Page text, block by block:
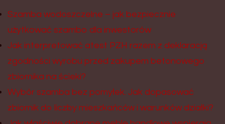
Szamba wodoszczelne – jak bezpiecznie
użytkować szambo dla inwestorów
Jak interpretować atest PZH razem z deklaracją
zgodności wyrobu przed zakupem betonowego
zbiornika na ścieki?
Wybór szamba bez pomyłek. Jak dopasować
zbiornik do liczby mieszkańców i warunków działki?